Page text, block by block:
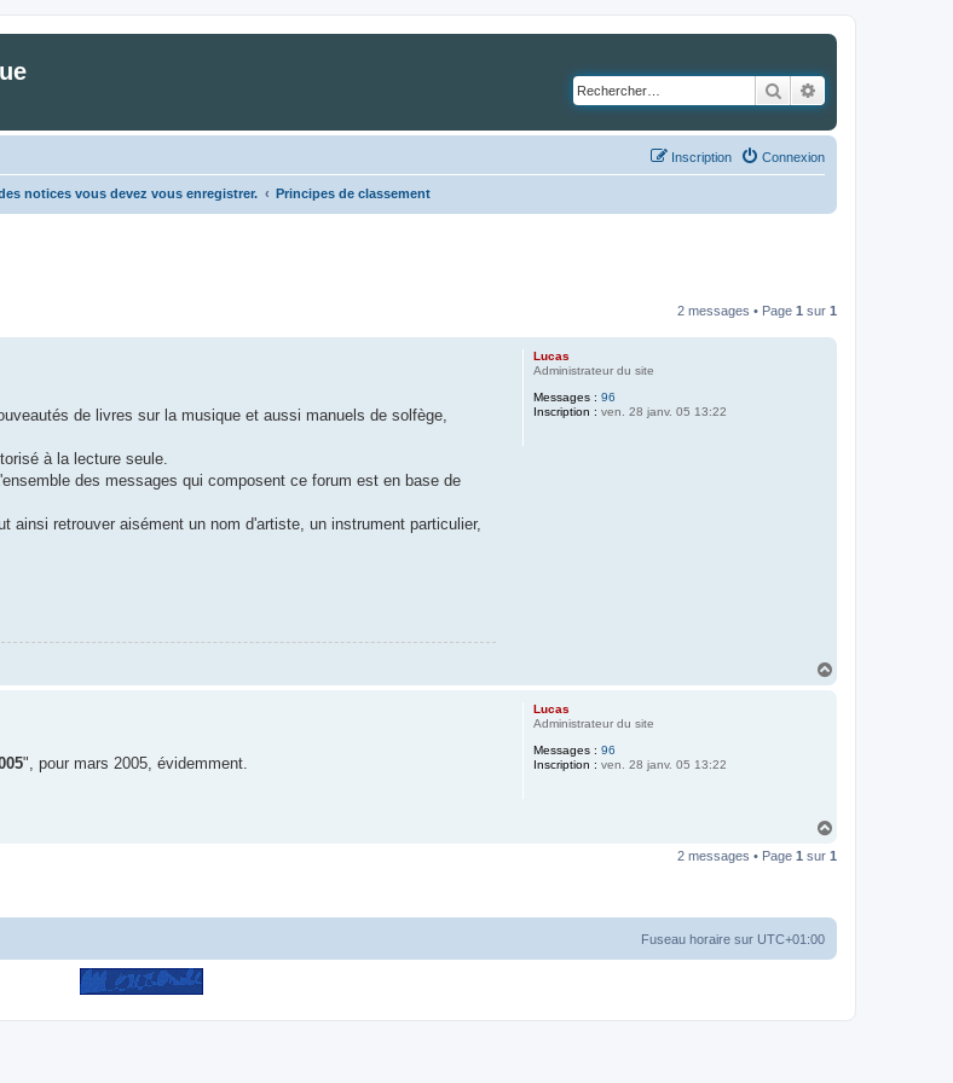
Rechercher
Connexion
Inscription
notices vous devez vous enregistrer. Principes de classement
2 messages • Page 1 sur 1
Lucas
Administrateur du site
Messages : 96
Inscription : ven. 28 janv. 05 13:22
de livres sur la musique et aussi manuels de solfège,
à la lecture seule.
des messages qui composent ce forum est en base de
ainsi retrouver aisément un nom d'artiste, un instrument particulier,
Lucas
Administrateur du site
Messages : 96
Inscription : ven. 28 janv. 05 13:22
", pour mars 2005, évidemment.
u
2 messages • Page 1 sur 1
Fuseau horaire sur UTC+01:00